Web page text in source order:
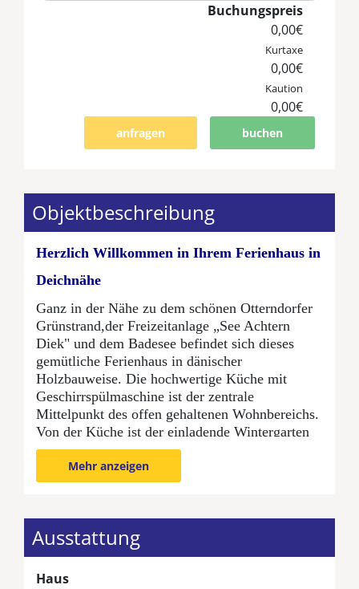
Buchungspreis
0,00€
Kurtaxe
0,00€
Kaution
0,00€
buchen
anfragen
Objektbeschreibung
Herzlich Willkommen in Ihrem Ferienhaus in
Deichnähe
Ganz in der Nähe zu dem schönen Otterndorfer
Grünstrand,der Freizeitanlage „See Achtern
Diek" und dem Badesee befindet sich dieses
gemütliche Ferienhaus in dänischer
Holzbauweise. Die hochwertige Küche mit
Geschirrspülmaschine ist der zentrale
Mittelpunkt des offen gehaltenen Wohnbereichs.
Von der Küche ist der einladende Wintergarten
mit Ess-/Sitzbereich zugänglich der zusätzlichen
Wohnraum schafft.
Zugang zu der teilüberdachten Südterrasse die
sich im Eingangsbereich befindet. Neben dem
diesem Ferienhaus auch ein Gäste-WC mit
Mehr anzeigen
Ausstattung
Haus